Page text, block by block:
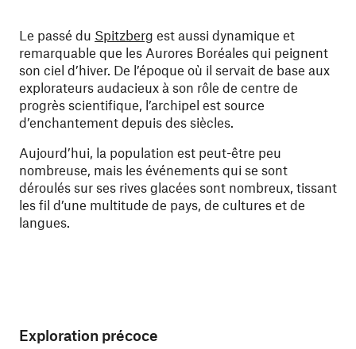
Le passé du Spitzberg est aussi dynamique et
remarquable que les Aurores Boréales qui peignent
son ciel d’hiver. De l’époque où il servait de base aux
explorateurs audacieux à son rôle de centre de
progrès scientifique, l’archipel est source
d’enchantement depuis des siècles.
Aujourd’hui, la population est peut-être peu
nombreuse, mais les événements qui se sont
déroulés sur ses rives glacées sont nombreux, tissant
les fil d’une multitude de pays, de cultures et de
langues.
Exploration précoce